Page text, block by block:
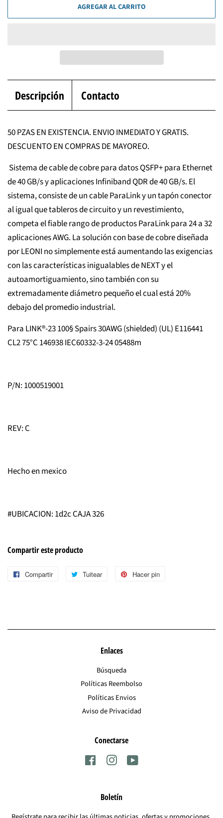
AGREGAR AL CARRITO
Descripción Contacto
50 PZAS EN EXISTENCIA. ENVIO INMEDIATO Y GRATIS.
DESCUENTO EN COMPRAS DE MAYOREO.
Sistema de cable de cobre para datos QSFP+ para Ethernet
de 40 GB/s y aplicaciones Infiniband QDR de 40 GB/s. El
sistema, consiste de un cable ParaLink y un tapón conector
al igual que tableros de circuito y un revestimiento,
competa el fiable rango de productos ParaLink para 24 a 32
aplicaciones AWG. La solución con base de cobre diseñada
por LEONI no simplemente está aumentando las exigencias
con las características inigualables de NEXT y el
autoamortiguamiento, sino también con su
extremadamente diámetro pequeño el cual está 20%
debajo del promedio industrial.
Para LINK®-23 100§ Spairs 30AWG (shielded) (UL) E116441
CL2 75°C 146938 IEC60332-3-24 05488m
P/N: 1000519001
REV: C
Hecho en mexico
#UBICACION: 1d2c CAJA 326
Compartir este producto
Compartir
CompartirTuitear
Tuitear
Hacer pin
Enlaces
Búsqueda
Políticas Reembolso
Políticas Envios
Aviso de Privacidad
Conectarse
FacebookInstagram
Boletín